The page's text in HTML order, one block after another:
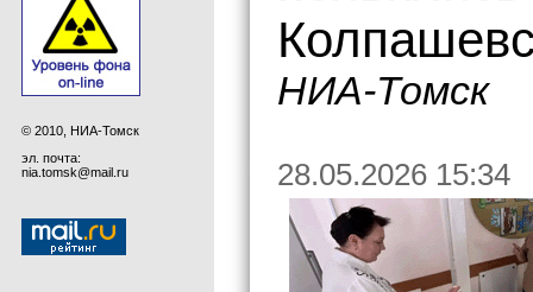
© 2010, НИА-Томск
эл. почта:
nia.tomsk@mail.ru
НИА-Томск
28.05.2026 15:34